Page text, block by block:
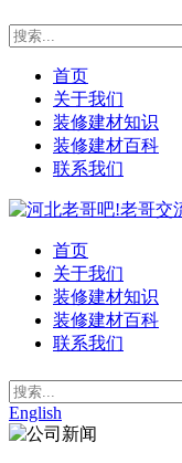
首页
关于我们
装修建材知识
装修建材百科
联系我们
首页
关于我们
装修建材知识
装修建材百科
联系我们
English